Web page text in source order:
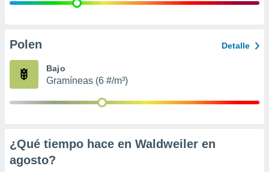
e
publicidad
Polen Detalle
Bajo
Gramíneas (6 #/m³)
¿Qué tiempo hace en Waldweiler en
agosto?